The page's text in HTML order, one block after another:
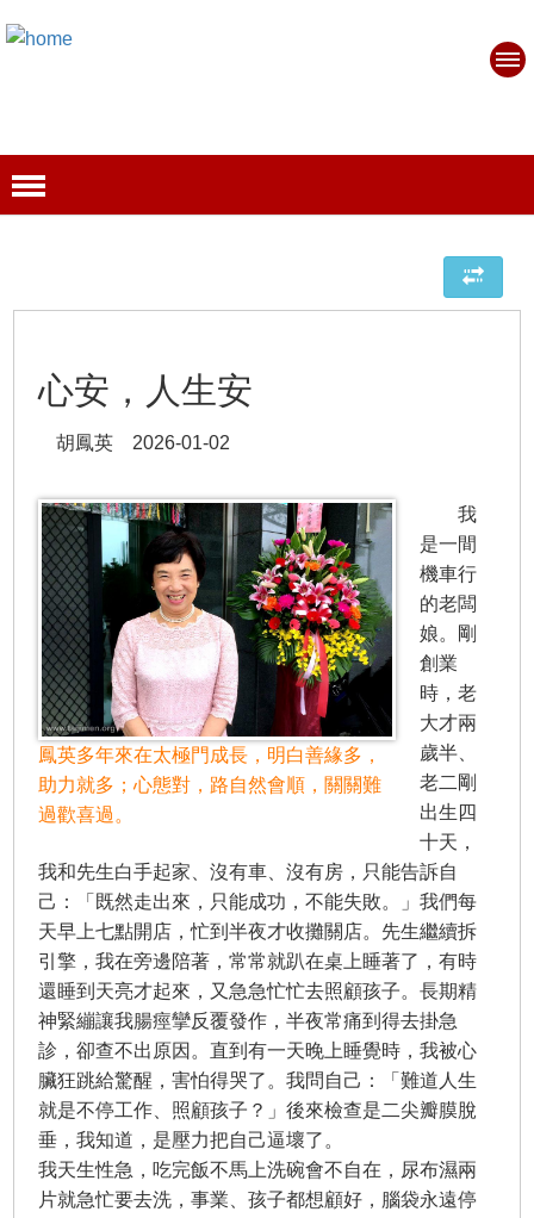
心安，人生安
胡鳳英 2026-01-02
鳳英多年來在太極門成長，明白善緣多，
助力就多；心態對，路自然會順，關關難
過歡喜過。
我
是一間
機車行
的老闆
娘。剛
創業
時，老
大才兩
歲半、
老二剛
出生四
十天，
我和先生白手起家、沒有車、沒有房，只能告訴自
己：「既然走出來，只能成功，不能失敗。」我們每
天早上七點開店，忙到半夜才收攤關店。先生繼續拆
引擎，我在旁邊陪著，常常就趴在桌上睡著了，有時
還睡到天亮才起來，又急急忙忙去照顧孩子。長期精
神緊繃讓我腸痙攣反覆發作，半夜常痛到得去掛急
診，卻查不出原因。直到有一天晚上睡覺時，我被心
臟狂跳給驚醒，害怕得哭了。我問自己：「難道人生
就是不停工作、照顧孩子？」後來檢查是二尖瓣膜脫
垂，我知道，是壓力把自己逼壞了。
我天生性急，吃完飯不馬上洗碗會不自在，尿布濕兩
片就急忙要去洗，事業、孩子都想顧好，腦袋永遠停